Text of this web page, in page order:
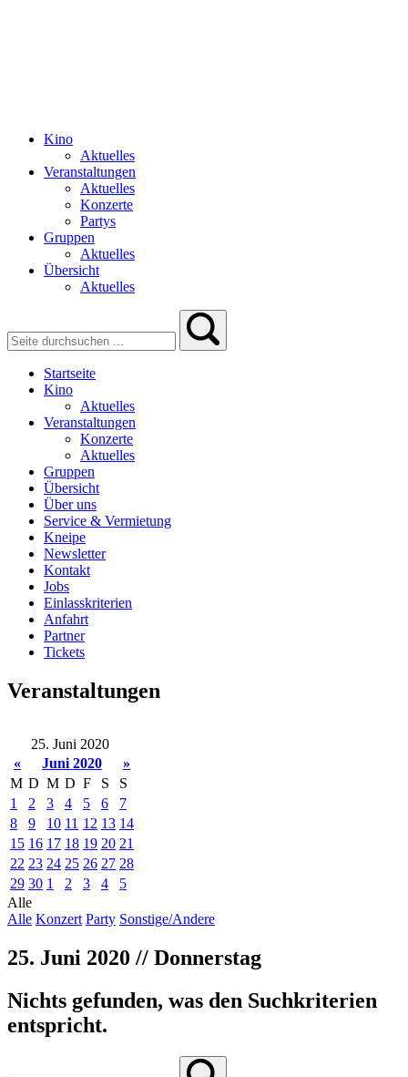
Kino
Aktuelles
Veranstaltungen
Aktuelles
Konzerte
Partys
Gruppen
Aktuelles
Übersicht
Aktuelles
Startseite
Kino
Aktuelles
Veranstaltungen
Konzerte
Aktuelles
Gruppen
Übersicht
Über uns
Service & Vermietung
Kneipe
Newsletter
Kontakt
Jobs
Einlasskriterien
Anfahrt
Partner
Tickets
Veranstaltungen
25. Juni 2020
«
Juni 2020
»
M D M D F S
S
1
2 3 4 5 6
7
8
9 10 11 12 13 14
15 16 17 18 19 20 21
22 23 24 25 26 27 28
29 30 1 2 3 4
5
Alle
Alle Konzert Party Sonstige/Andere
25. Juni 2020 // Donnerstag
Nichts gefunden, was den Suchkriterien
entspricht.